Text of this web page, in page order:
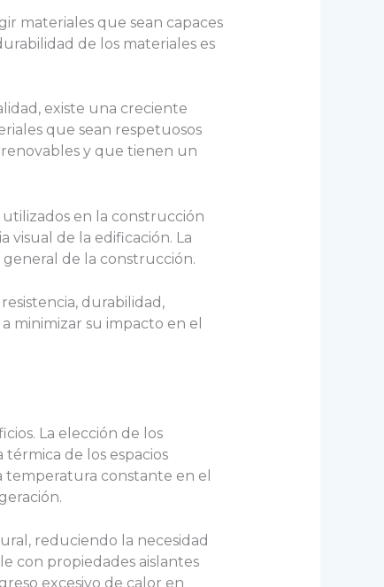
materiales que sean capaces
de los materiales es
existe una creciente
que sean respetuosos
y que tienen un
en la construcción
visual de la edificación. La
de la construcción.
durabilidad,
minimizar su impacto en el
La elección de los
de los espacios
temperatura constante en el
reduciendo la necesidad
con propiedades aislantes
excesivo de calor en